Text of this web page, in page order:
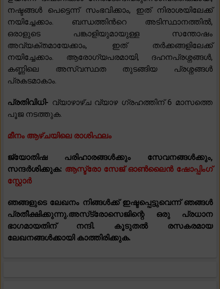
നഷ്ടങ്ങൾ പെട്ടെന്ന് സംഭവിക്കാം, ഇത് നിരാശയിലേക്ക്
നയിച്ചേക്കാം. ബന്ധത്തിൻറെ അടിസ്ഥാനത്തിൽ,
ഒരാളുടെ പങ്കാളിയുമായുള്ള സന്തോഷം
അവ്യക്തമായേക്കാം, ഇത് തർക്കങ്ങളിലേക്ക്
നയിച്ചേക്കാം. ആരോഗ്യപരമായി, ദഹനപ്രശ്നങ്ങൾ,
കണ്ണിലെ അസ്വസ്ഥത തുടങ്ങിയ പ്രശ്നങ്ങൾ
പ്രകടമാകാം.
പ്രതിവിധി- വ്യാഴാഴ്ച വ്യാഴ ഗ്രഹത്തിന് 6 മാസത്തെ
പൂജ നടത്തുക.
മീനം ആഴ്ചയിലെ രാശിഫലം
ജ്യോതിഷ പരിഹാരങ്ങൾക്കും സേവനങ്ങൾക്കും,
സന്ദർശിക്കുക: ആസ്ട്രോ സേജ് ഓൺലൈൻ ഷോപ്പിംഗ്
സ്റ്റോർ
ഞങ്ങളുടെ ലേഖനം നിങ്ങൾക്ക് ഇഷ്ടപ്പെട്ടുവെന്ന് ഞങ്ങൾ
പ്രതീക്ഷിക്കുന്നു.അസ്‌ട്രോസെജിന്റെ ഒരു പ്രധാന
ഭാഗമായതിന് നന്ദി. കൂടുതൽ രസകരമായ
ലേഖനങ്ങൾക്കായി കാത്തിരിക്കുക.